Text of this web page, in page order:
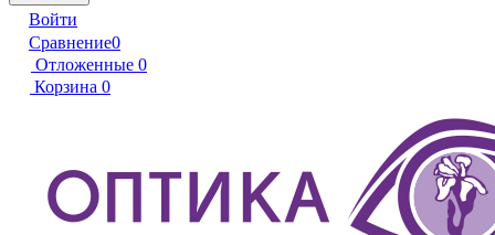
Войти
Сравнение0
Отложенные 0
Корзина 0